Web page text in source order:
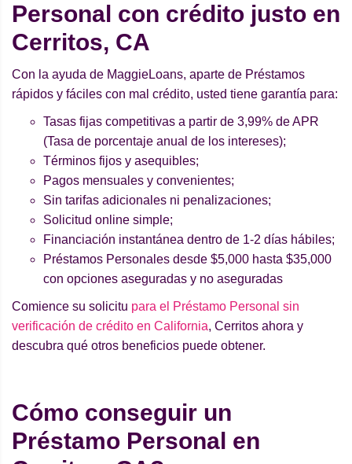
Personal con crédito justo en
Cerritos, CA
Con la ayuda de MaggieLoans, aparte de Préstamos
rápidos y fáciles con mal crédito, usted tiene garantía para:
Tasas fijas competitivas a partir de 3,99% de APR
(Tasa de porcentaje anual de los intereses);
Términos fijos y asequibles;
Pagos mensuales y convenientes;
Sin tarifas adicionales ni penalizaciones;
Solicitud online simple;
Financiación instantánea dentro de 1-2 días hábiles;
Préstamos Personales desde $5,000 hasta $35,000
con opciones aseguradas y no aseguradas
Comience su solicitu para el Préstamo Personal sin
verificación de crédito en California, Cerritos ahora y
descubra qué otros beneficios puede obtener.
Cómo conseguir un
Préstamo Personal en